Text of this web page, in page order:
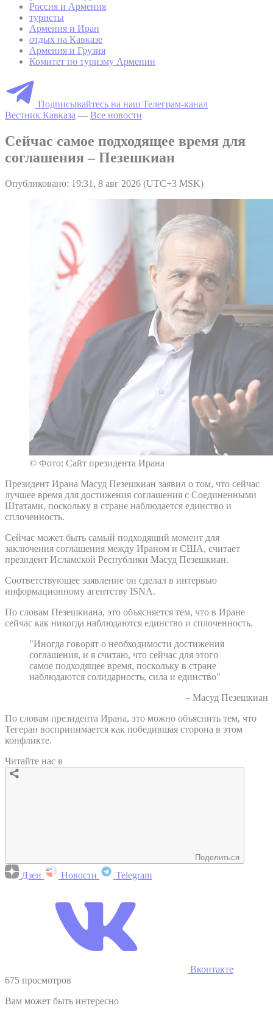
Россия и Армения
туристы
Армения и Иран
отдых на Кавказе
Армения и Грузия
Комитет по туризму Армении
Подписывайтесь на наш Телеграм-канал
Вестник Кавказа — Все новости
Сейчас самое подходящее время для
соглашения – Пезешкиан
Опубликовано: 19:31, 8 авг 2026 (UTC+3 MSK)
© Фото: Сайт президента Ирана
Президент Ирана Масуд Пезешкиан заявил о том, что сейчас
лучшее время для достижения соглашения с Соединенными
Штатами, поскольку в стране наблюдается единство и
сплоченность.
Сейчас может быть самый подходящий момент для
заключения соглашения между Ираном и США, считает
президент Исламской Республики Масуд Пезешкиан.
Соответствующее заявление он сделал в интервью
информационному агентству ISNA.
По словам Пезешкиана, это объясняется тем, что в Иране
сейчас как никогда наблюдаются единство и сплоченность.
"Иногда говорят о необходимости достижения
соглашения, и я считаю, что сейчас для этого
самое подходящее время, поскольку в стране
наблюдаются солидарность, сила и единство"
– Масуд Пезешкиан
По словам президента Ирана, это можно объяснить тем, что
Тегеран воспринимается как победившая сторона в этом
конфликте.
Читайте нас в
Поделиться
Дзен Новости Telegram
Вконтакте
675 просмотров
Вам может быть интересно